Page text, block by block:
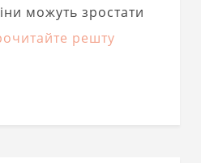
можуть зростати
решту